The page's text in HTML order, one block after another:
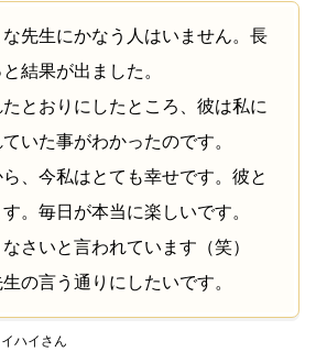
先生にかなう人はいません。長
結果が出ました。
とおりにしたところ、彼は私に
いた事がわかったのです。
、今私はとても幸せです。彼と
。毎日が本当に楽しいです。
さいと言われています（笑）
の言う通りにしたいです。
ハイさん